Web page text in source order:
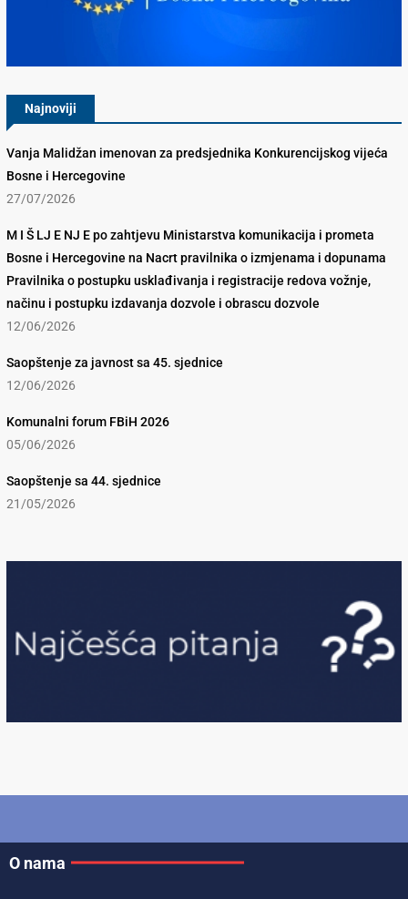
Najnoviji
Vanja Malidžan imenovan za predsjednika Konkurencijskog vijeća
Bosne i Hercegovine
27/07/2026
M I Š LJ E NJ E po zahtjevu Ministarstva komunikacija i prometa
Bosne i Hercegovine na Nacrt pravilnika o izmjenama i dopunama
Pravilnika o postupku usklađivanja i registracije redova vožnje,
načinu i postupku izdavanja dozvole i obrascu dozvole
12/06/2026
Saopštenje za javnost sa 45. sjednice
12/06/2026
Komunalni forum FBiH 2026
05/06/2026
Saopštenje sa 44. sjednice
21/05/2026
O nama